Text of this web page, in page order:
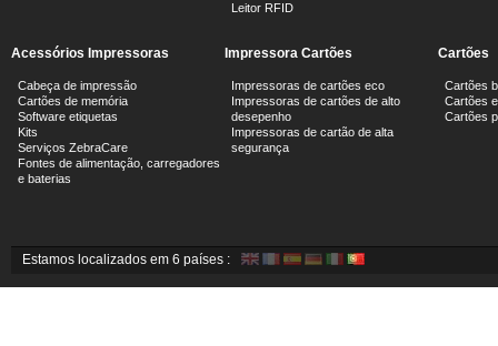
Leitor RFID
Acessórios Impressoras
Cabeça de impressão
Cartões de memória
Software etiquetas
Kits
Serviços ZebraCare
Fontes de alimentação, carregadores
e baterias
Impressora Cartões
Impressoras de cartões eco
Impressoras de cartões de alto
desepenho
Impressoras de cartão de alta
segurança
Cartões
Cartões
Cartões
Cartões
Estamos localizados em 6 países :